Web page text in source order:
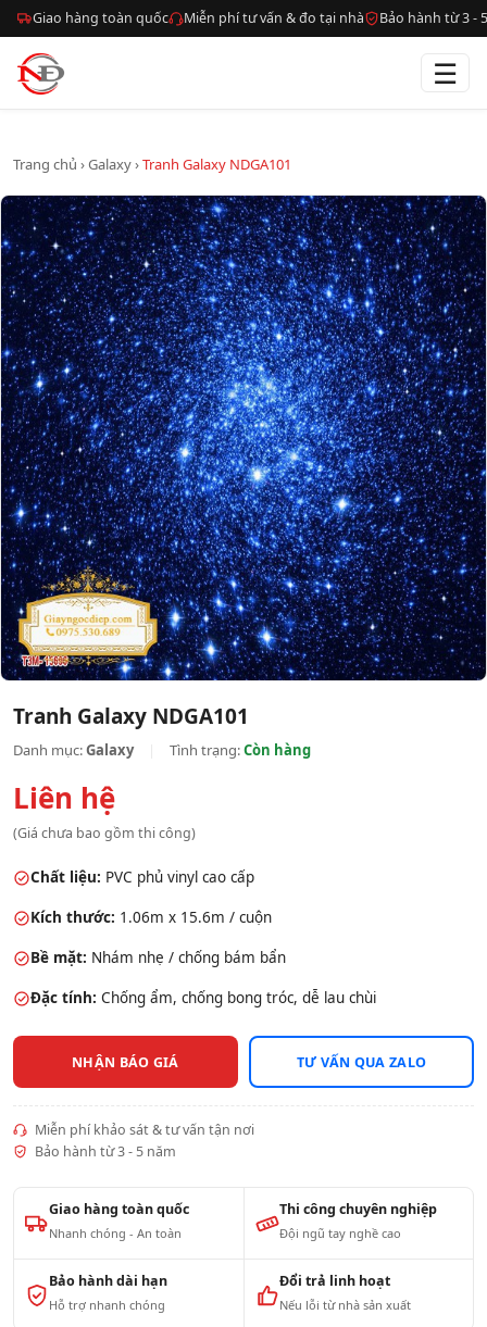
Giao hàng toàn quốc Miễn phí tư vấn & đo tại nhà Bảo hành từ 3 -
☰
Trang chủ ›Galaxy›Tranh Galaxy NDGA101
Tranh Galaxy NDGA101
Danh mục:Galaxy Tình trạng:Còn hàng
Liên hệ
(Giá chưa bao gồm thi công)
Chất liệu: PVC phủ vinyl cao cấp
Kích thước: 1.06m x 15.6m / cuộn
Bề mặt: Nhám nhẹ / chống bám bẩn
Đặc tính: Chống ẩm, chống bong tróc, dễ lau chùi
NHẬN BÁO GIÁ TƯ VẤN QUA ZALO
Miễn phí khảo sát & tư vấn tận nơi
Bảo hành từ 3 - 5 năm
Giao hàng toàn quốc
Nhanh chóng - An toàn
Thi công chuyên nghiệp
Đội ngũ tay nghề cao
Bảo hành dài hạn
Hỗ trợ nhanh chóng
Đổi trả linh hoạt
Nếu lỗi từ nhà sản xuất